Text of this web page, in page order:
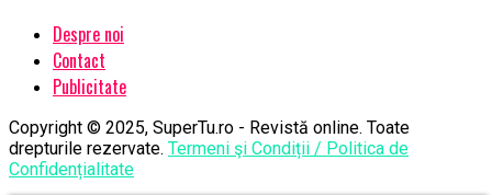
Despre noi
Contact
Publicitate
Copyright © 2025, SuperTu.ro - Revistă online. Toate
drepturile rezervate. Termeni şi Condiții / Politica de
Confidențialitate